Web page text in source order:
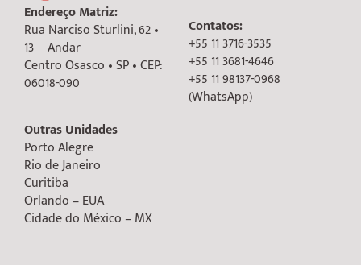
Endereço Matriz:
Rua Narciso Sturlini, 62 •
13º Andar
Centro Osasco • SP • CEP:
06018-090
Outras Unidades
Porto Alegre
Rio de Janeiro
Curitiba
Orlando – EUA
Cidade do México – MX
Contatos:
+55 11 3716-3535
+55 11 3681-4646
+55 11 98137-0968
(WhatsApp)